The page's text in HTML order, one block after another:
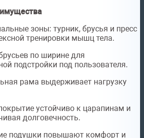
зоны: турник, брусья и пресс
тренировки мышц тела.
по ширине для
подстройки под пользователя.
рама выдерживает нагрузку
устойчиво к царапинам и
долговечность.
подушки повышают комфорт и